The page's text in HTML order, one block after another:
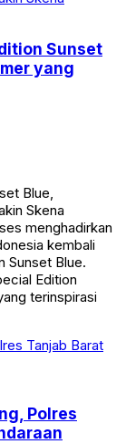
Sunset
yang
Blue,
Skena
menghadirkan
kembali
Sunset Blue.
Edition
terinspirasi
Polres